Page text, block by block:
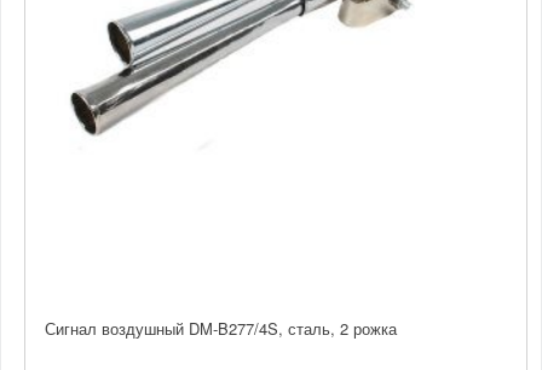
Сигнал воздушный DM-B277/4S, сталь, 2 рожка